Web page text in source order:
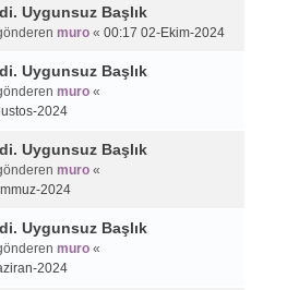
Uygunsuz Başlık
muro« 00:17 02-Ekim-2024
Uygunsuz Başlık
muro«
2024
Uygunsuz Başlık
muro«
2024
Uygunsuz Başlık
muro«
2024